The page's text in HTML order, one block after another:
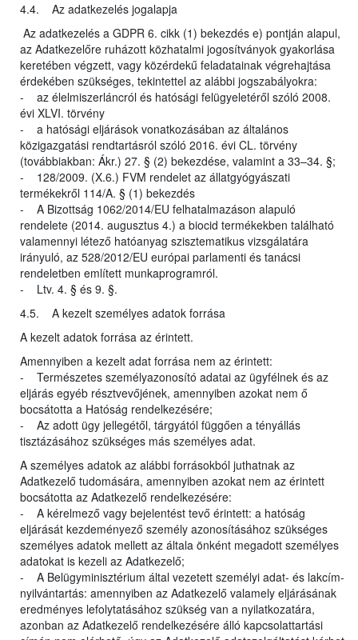
4.4. Az adatkezelés jogalapja
Az adatkezelés a GDPR 6. cikk (1) bekezdés e) pontján alapul,
az Adatkezelőre ruházott közhatalmi jogosítványok gyakorlása
keretében végzett, vagy közérdekű feladatainak végrehajtása
érdekében szükséges, tekintettel az alábbi jogszabályokra:
- az élelmiszerláncról és hatósági felügyeletéről szóló 2008.
évi XLVI. törvény
- a hatósági eljárások vonatkozásában az általános
közigazgatási rendtartásról szóló 2016. évi CL. törvény
(továbbiakban: Ákr.) 27. § (2) bekezdése, valamint a 33–34. §;
- 128/2009. (X.6.) FVM rendelet az állatgyógyászati
termékekről 114/A. § (1) bekezdés
- A Bizottság 1062/2014/EU felhatalmazáson alapuló
rendelete (2014. augusztus 4.) a biocid termékekben található
valamennyi létező hatóanyag szisztematikus vizsgálatára
irányuló, az 528/2012/EU európai parlamenti és tanácsi
rendeletben említett munkaprogramról.
- Ltv. 4. § és 9. §.
4.5. A kezelt személyes adatok forrása
A kezelt adatok forrása az érintett.
Amennyiben a kezelt adat forrása nem az érintett:
- Természetes személyazonosító adatai az ügyfélnek és az
eljárás egyéb résztvevőjének, amennyiben azokat nem ő
bocsátotta a Hatóság rendelkezésére;
- Az adott ügy jellegétől, tárgyától függően a tényállás
tisztázásához szükséges más személyes adat.
A személyes adatok az alábbi forrásokból juthatnak az
Adatkezelő tudomására, amennyiben azokat nem az érintett
bocsátotta az Adatkezelő rendelkezésére:
- A kérelmező vagy bejelentést tevő érintett: a hatóság
eljárását kezdeményező személy azonosításához szükséges
személyes adatok mellett az általa önként megadott személyes
adatokat is kezeli az Adatkezelő;
- A Belügyminisztérium által vezetett személyi adat- és lakcím-
nyilvántartás: amennyiben az Adatkezelő valamely eljárásának
eredményes lefolytatásához szükség van a nyilatkozatára,
azonban az Adatkezelő rendelkezésére álló kapcsolattartási